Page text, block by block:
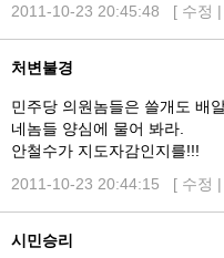
2011-10-23 20:45:48 [ 수정 |
처변불경
민주당 의원놈들은 쓸개도 배
네놈들 양심에 물어 봐라.
안철수가 지도자감인지를!!!
2011-10-23 20:44:15 [ 수정 |
시민승리